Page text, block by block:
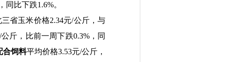
同比下跌1.6%。
省玉米价格2.34元/公斤，与
/公斤，比前一周下跌0.3%，同
合饲料平均价格3.53元/公斤，